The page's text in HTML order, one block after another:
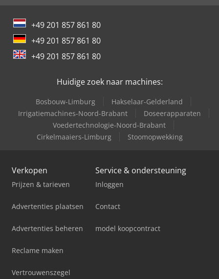
International 844
International 946
+49 201 857 861 80
+49 201 857 861 80
+49 201 857 861 80
Huidige zoek naar machines:
Bosbouw-Limburg
Hakselaar-Gelderland
Irrigatiemachines-Noord-Brabant
Doseerapparaten
Voedertechnologie-Noord-Brabant
Cirkelmaaiers-Limburg
Stoomopwekking
Verkopen
Prijzen & tarieven
Advertenties plaatsen
Advertenties beheren
Reclame maken
Vertrouwenszegel
Service & ondersteuning
Inloggen
Contact
model koopcontract